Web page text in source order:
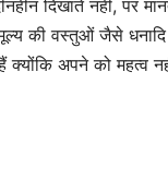
दिखाते नहीं, पर
की वस्तुओं जैसे धनादि
क्योंकि अपने को महत्व